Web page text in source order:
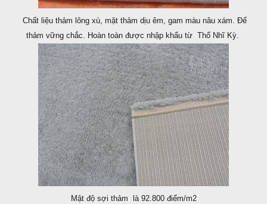
Chất liệu thảm lông xù, mặt thảm dịu êm, gam màu nâu xám. Đế
thảm vững chắc. Hoàn toàn được nhập khẩu từ Thổ Nhĩ Kỳ.
Mật độ sợi thảm là 92.800 điểm/m2